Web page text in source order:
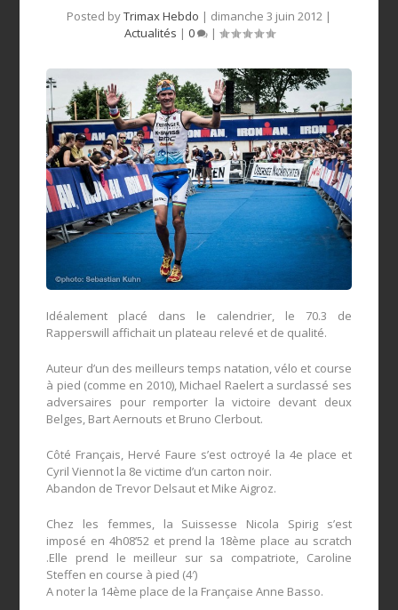
Posted byTrimax Hebdo | dimanche 3 juin 2012 |
Actualités | 0 |
Idéalement placé dans le calendrier, le 70.3 de
Rapperswill affichait un plateau relevé et de qualité.
Auteur d’un des meilleurs temps natation, vélo et course
à pied (comme en 2010), Michael Raelert a surclassé ses
adversaires pour remporter la victoire devant deux
Belges, Bart Aernouts et Bruno Clerbout.
Côté Français, Hervé Faure s’est octroyé la 4e place et
Cyril Viennot la 8e victime d’un carton noir.
Abandon de Trevor Delsaut et Mike Aigroz.
Chez les femmes, la Suissesse Nicola Spirig s’est
imposé en 4h08’52 et prend la 18ème place au scratch
.Elle prend le meilleur sur sa compatriote, Caroline
Steffen en course à pied (4′)
A noter la 14ème place de la Française Anne Basso.